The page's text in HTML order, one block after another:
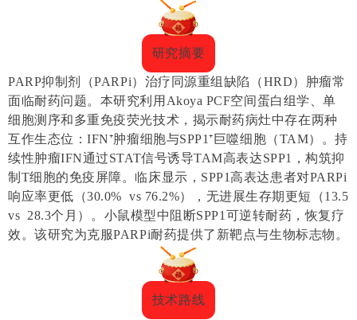
研究摘要
PARP抑制剂（PARPi）治疗 同源重组缺陷（HRD）
肿瘤常
面临耐药问题。本研究利用Akoya PCF空间蛋白组学、单
细胞测序和多重免疫荧光技术，揭示耐药病灶中存在两种
互作生态位：IFN⁺肿瘤细胞与SPP1⁺巨噬细胞（TAM）。持
续性肿瘤IFN通过STAT信号诱导TAM高表达SPP1，构筑抑
制T细胞的免疫屏障。临床显示，SPP1高表达患者对PARPi
响应率更低（30.0% vs 76.2%），无进展生存期更短（13.5
vs 28.3个月）。小鼠模型中阻断SPP1可逆转耐药，恢复疗
效。该研究为克服PARPi耐药提供了新靶点与生物标志物。
技术路线